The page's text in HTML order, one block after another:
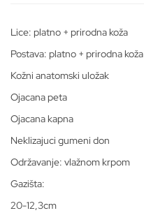
Lice: platno + prirodna koža
Postava: platno + prirodna koža
Kožni anatomski uložak
Ojacana peta
Ojacana kapna
Neklizajuci gumeni don
Održavanje: vlažnom krpom
Gazišta:
20-12,3cm